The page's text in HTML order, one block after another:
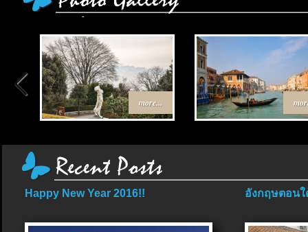
more...
Happy New Year 2016!! อังกฤษตอนใ